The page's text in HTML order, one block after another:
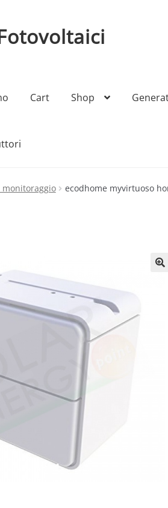
Cart Shop
Chi siamo Contatti My account
ecodhome myvirtuoso